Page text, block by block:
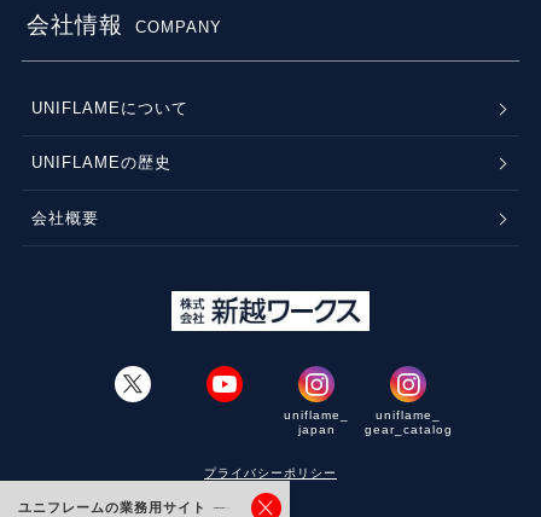
ユニフレームの業務用サイト
会社情報 COMPANY
UNIFLAMEについて
UNIFLAMEの歴史
会社概要
uniflame_
japan
uniflame_
gear_catalog
プライバシーポリシー